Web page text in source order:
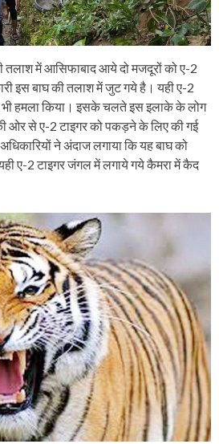
तलाश में आसिफाबाद आये दो मजदूरों को ए-2
इस बाघ की तलाश में जुट गये है। यही ए-2
भी हमला किया। इसके चलते इस इलाके के लोग
ओर से ए-2 टाइगर को पकड़ने के लिए की गई
ने अंदाज लगाया कि यह बाघ को
यही ए-2 टाइगर जंगल में लगाये गये कैमरा में कैद